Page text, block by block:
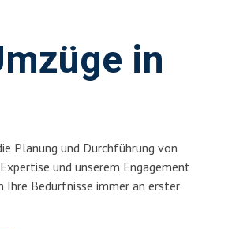
in
Planung und Durchführung von
und unserem Engagement
Ihre Bedürfnisse immer an erster